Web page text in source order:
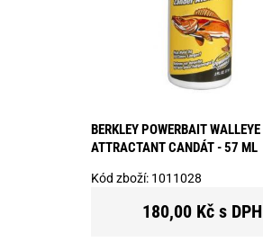
BERKLEY POWERBAIT WALLEYE
ATTRACTANT CANDÁT - 57 ML
Kód zboží: 1011028
180,00 Kč s DPH